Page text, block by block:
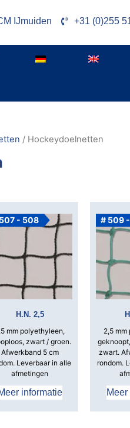
IJmuiden +31 (0)255
/ Hockeydoelnetten
- 508
H.N. 2,5
mm polyethyleen,
zwart / groen.
Afwerkband 5 cm
Leverbaar in alle
afmetingen
informatie
# 509
2,5
zwart.
rondom.